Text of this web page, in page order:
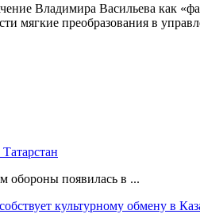
Владимира Васильева как
мягкие преобразования в
обороны появилась в ...
культурному обмену в